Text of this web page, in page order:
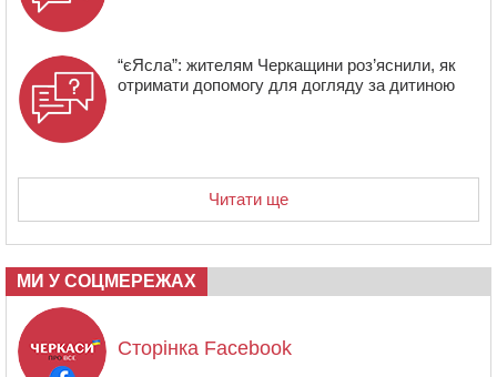
“єЯсла”: жителям Черкащини роз’яснили, як
отримати допомогу для догляду за дитиною
Читати ще
МИ У СОЦМЕРЕЖАХ
Сторінка Facebook